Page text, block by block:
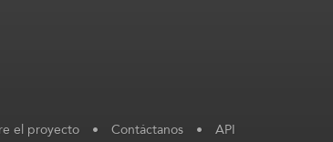
el proyecto • Contáctanos • API